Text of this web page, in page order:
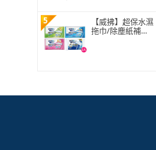
5
【威拂】超保水濕
拖巾/除塵紙補充